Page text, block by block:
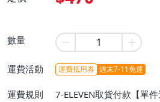
數量
運費活動 運費抵用券 週末7-11免運
運費規則
7-ELEVEN取貨付款【單